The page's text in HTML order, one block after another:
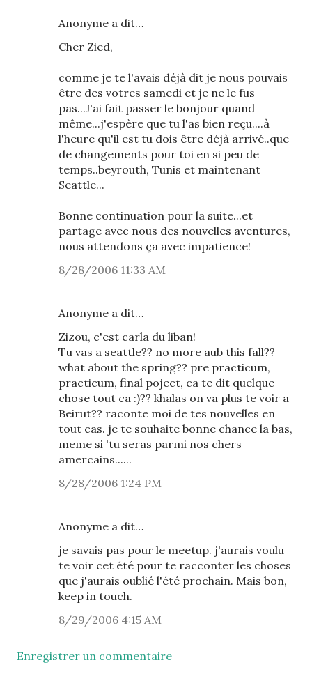
Anonyme a dit…
Cher Zied,
comme je te l'avais déjà dit je nous pouvais
être des votres samedi et je ne le fus
pas...J'ai fait passer le bonjour quand
même...j'espère que tu l'as bien reçu....à
l'heure qu'il est tu dois être déjà arrivé..que
de changements pour toi en si peu de
temps..beyrouth, Tunis et maintenant
Seattle...
Bonne continuation pour la suite...et
partage avec nous des nouvelles aventures,
nous attendons ça avec impatience!
8/28/2006 11:33 AM
Anonyme a dit…
Zizou, c'est carla du liban!
Tu vas a seattle?? no more aub this fall??
what about the spring?? pre practicum,
practicum, final poject, ca te dit quelque
chose tout ca :)?? khalas on va plus te voir a
Beirut?? raconte moi de tes nouvelles en
tout cas. je te souhaite bonne chance la bas,
meme si 'tu seras parmi nos chers
amercains......
8/28/2006 1:24 PM
Anonyme a dit…
je savais pas pour le meetup. j'aurais voulu
te voir cet été pour te racconter les choses
que j'aurais oublié l'été prochain. Mais bon,
keep in touch.
8/29/2006 4:15 AM
Enregistrer un commentaire